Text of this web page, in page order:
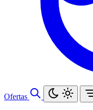
Ofertas